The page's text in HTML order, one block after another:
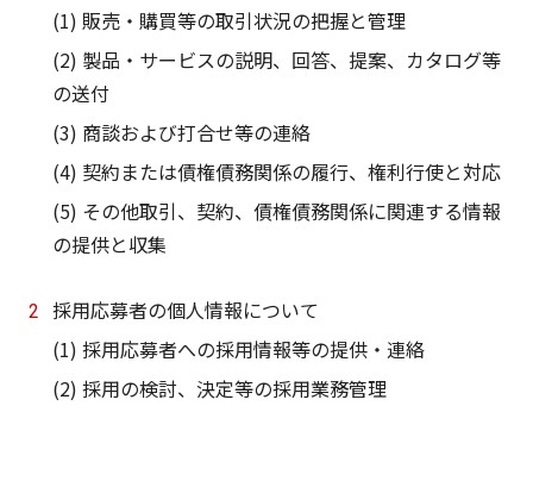
(1) 販売・購買等の取引状況の把握と管理
(2) 製品・サービスの説明、回答、提案、カタログ等
の送付
(3) 商談および打合せ等の連絡
(4) 契約または債権債務関係の履行、権利行使と対応
(5) その他取引、契約、債権債務関係に関連する情報
の提供と収集
採用応募者の個人情報について
(1) 採用応募者への採用情報等の提供・連絡
(2) 採用の検討、決定等の採用業務管理